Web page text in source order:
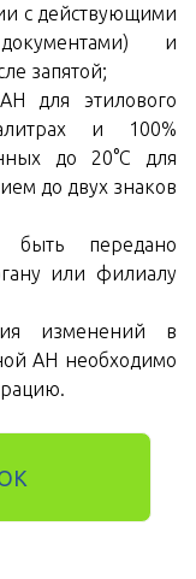
с действующими
документами) и
запятой;
для этилового
и 100%
до 20°C для
до двух знаков
передано
или филиалу
изменений в
АН необходимо